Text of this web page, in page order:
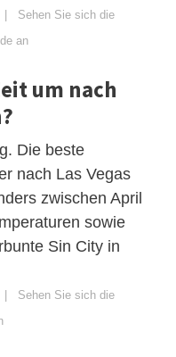
| Sehen Sie sich die
an
um nach
Die beste
nach Las Vegas
zwischen April
sowie
Sin City in
| Sehen Sie sich die